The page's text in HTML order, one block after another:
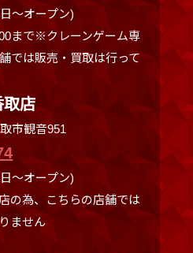
～オープン)
まで※クレーンゲーム専
では販売・買取は行って
取店
市観音951
～オープン)
の為、こちらの店舗では
ません